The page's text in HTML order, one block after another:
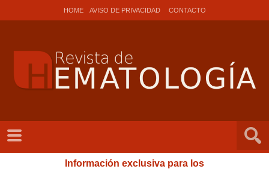
HOME AVISO DE PRIVACIDAD CONTACTO
Información exclusiva para los